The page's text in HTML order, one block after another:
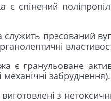
спінений
пресований
є гранульоване
механічні забруднення).
з